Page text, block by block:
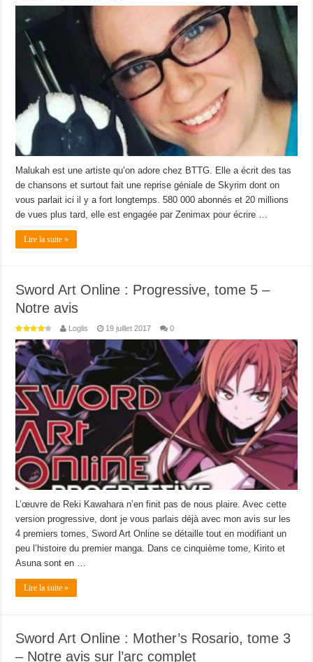
Malukah est une artiste qu’on adore chez BTTG. Elle a écrit des tas
de chansons et surtout fait une reprise géniale de Skyrim dont on
vous parlait ici il y a fort longtemps. 580 000 abonnés et 20 millions
de vues plus tard, elle est engagée par Zenimax pour écrire …
Lire la suite »
Sword Art Online : Progressive, tome 5 –
Notre avis
Loglis 19 juillet 2017 0
L’œuvre de Reki Kawahara n’en finit pas de nous plaire. Avec cette
version progressive, dont je vous parlais déjà avec mon avis sur les
4 premiers tomes, Sword Art Online se détaille tout en modifiant un
peu l’histoire du premier manga. Dans ce cinquième tome, Kirito et
Asuna sont en …
Lire la suite »
Sword Art Online : Mother’s Rosario, tome 3
– Notre avis sur l’arc complet